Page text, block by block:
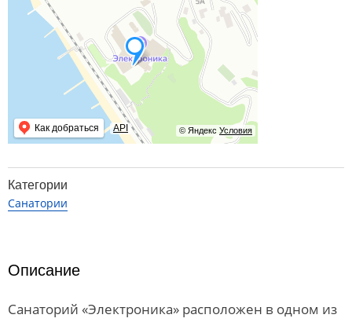
© Яндекс Условия
Как добраться API
Категории
Санатории
Описание
Санаторий «Электроника» расположен в одном из